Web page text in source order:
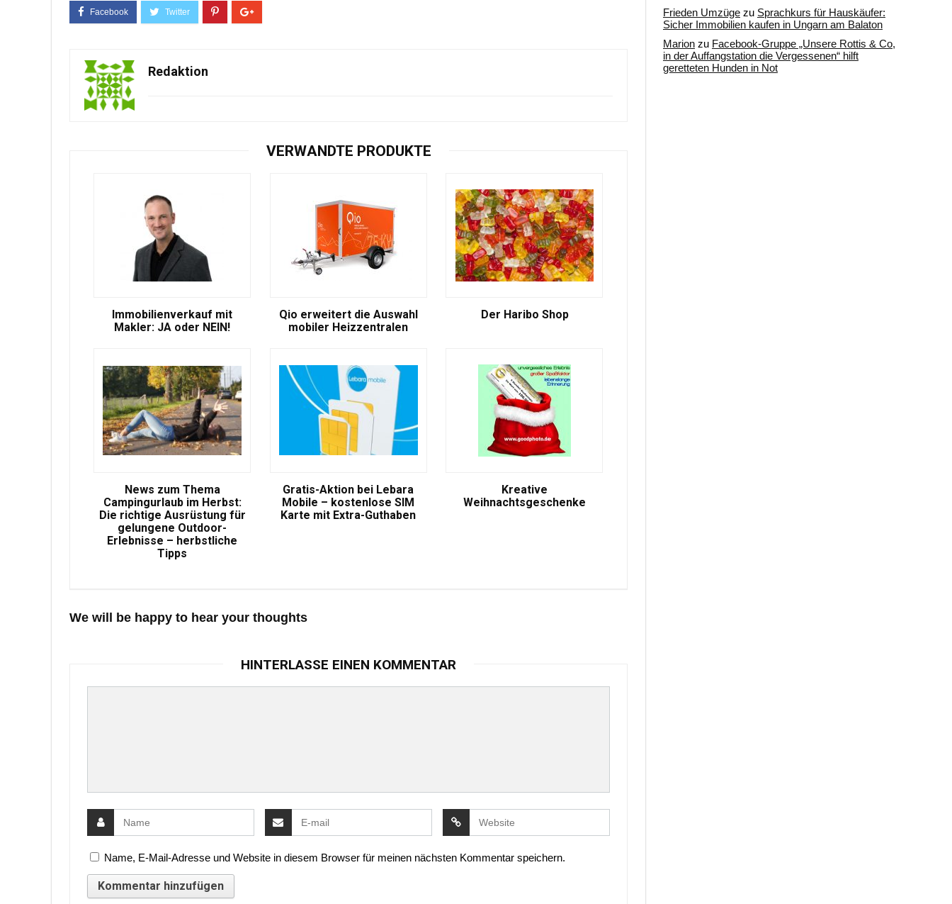
Redaktion
VERWANDTE PRODUKTE
Immobilienverkauf mit
Makler: JA oder NEIN!
Qio erweitert die Auswahl
mobiler Heizzentralen
Der Haribo Shop
News zum Thema
Campingurlaub im Herbst:
Die richtige Ausrüstung für
gelungene Outdoor-
Erlebnisse – herbstliche
Tipps
Gratis-Aktion bei Lebara
Mobile – kostenlose SIM
Karte mit Extra-Guthaben
Kreative
Weihnachtsgeschenke
We will be happy to hear your thoughts
HINTERLASSE EINEN KOMMENTAR
Name, E-Mail-Adresse und Website in diesem Browser für meinen nächsten Kommentar speichern.
Frieden Umzüge zu Sprachkurs für Hauskäufer:
Sicher Immobilien kaufen in Ungarn am Balaton
Marion zu Facebook-Gruppe „Unsere Rottis & Co,
in der Auffangstation die Vergessenen“ hilft
geretteten Hunden in Not